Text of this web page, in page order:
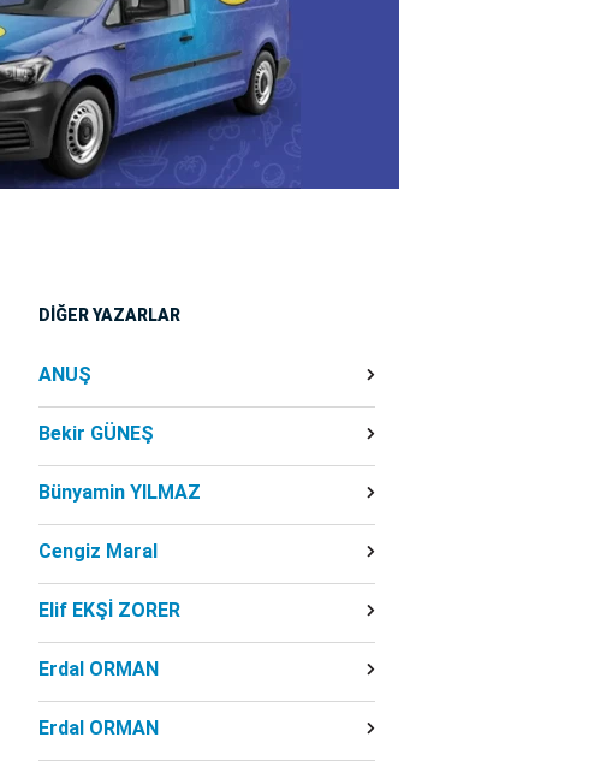
DİĞER YAZARLAR
ANUŞ
Bekir GÜNEŞ
Bünyamin YILMAZ
Cengiz Maral
Elif EKŞİ ZORER
Erdal ORMAN
Erdal ORMAN